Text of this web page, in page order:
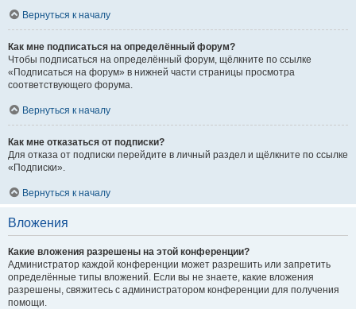
Вернуться к началу
Как мне подписаться на определённый форум?
Чтобы подписаться на определённый форум, щёлкните по ссылке
«Подписаться на форум» в нижней части страницы просмотра
соответствующего форума.
Вернуться к началу
Как мне отказаться от подписки?
Для отказа от подписки перейдите в личный раздел и щёлкните по ссылке
«Подписки».
Вернуться к началу
Вложения
Какие вложения разрешены на этой конференции?
Администратор каждой конференции может разрешить или запретить
определённые типы вложений. Если вы не знаете, какие вложения
разрешены, свяжитесь с администратором конференции для получения
помощи.